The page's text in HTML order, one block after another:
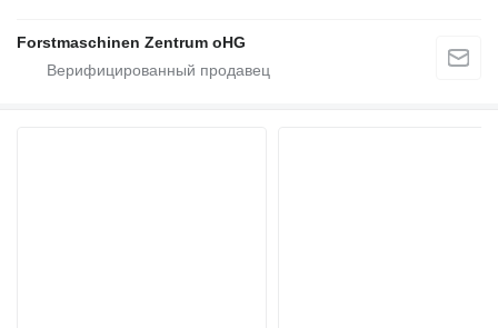
Forstmaschinen Zentrum oHG